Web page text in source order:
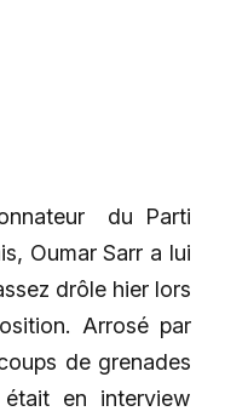
du Parti
Oumar Sarr a lui
drôle hier lors
Arrosé par
de grenades
en interview